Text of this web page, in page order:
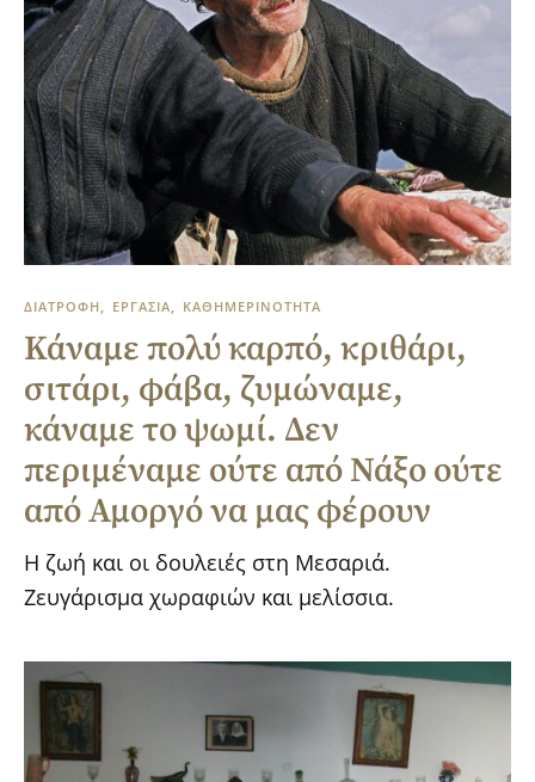
ΔΙΑΤΡΟΦΗ ΕΡΓΑΣΙΑ ΚΑΘΗΜΕΡΙΝΟΤΗΤΑ
Κάναμε πολύ καρπό, κριθάρι,
σιτάρι, φάβα, ζυμώναμε,
κάναμε το ψωμί. Δεν
περιμέναμε ούτε από Νάξο ούτε
από Αμοργό να μας φέρουν
Η ζωή και οι δουλειές στη Μεσαριά.
Ζευγάρισμα χωραφιών και μελίσσια.